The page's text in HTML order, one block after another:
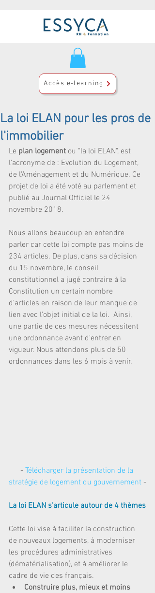
Accès e-learning
La loi ELAN pour les pros de
l'immobilier
Le plan logement ou "la loi ELAN", est
l'acronyme de : Evolution du Logement,
de l'Aménagement et du Numérique. Ce
projet de loi a été voté au parlement et
publié au Journal Officiel le 24
novembre 2018.
Nous allons beaucoup en entendre
parler car cette loi compte pas moins de
234 articles. De plus, dans sa décision
du 15 novembre, le conseil
constitutionnel a jugé contraire à la
Constitution un certain nombre
d’articles en raison de leur manque de
lien avec l’objet initial de la loi.  Ainsi,
une partie de ces mesures nécessitent
une ordonnance avant d'entrer en
vigueur. Nous attendons plus de 50
ordonnances dans les 6 mois à venir.
- Télécharger la présentation de la
stratégie de logement du gouvernement -
La loi ELAN s'articule autour de 4 thèmes
Cette loi vise à faciliter la construction
de nouveaux logements, à moderniser
les procédures administratives
(dématérialisation), et à améliorer le
cadre de vie des français.
Construire plus, mieux et moins